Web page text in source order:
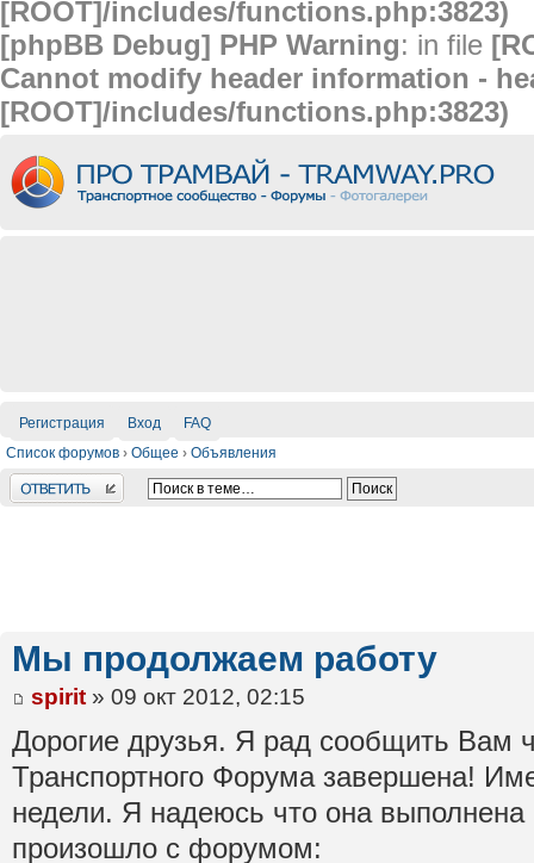
[ROOT]/includes/functions.php:3823)
[phpBB Debug] PHP Warning: in file
Cannot modify header information -
[ROOT]/includes/functions.php:3823)
Регистрация Вход
FAQ
Список форумов › Общее › Объявления
Ответить
Мы продолжаем работу
spirit » 09 окт 2012, 02:15
Дорогие друзья. Я рад сообщить Вам
Транспортного Форума завершена!
недели. Я надеюсь что она выполнена
произошло с форумом: